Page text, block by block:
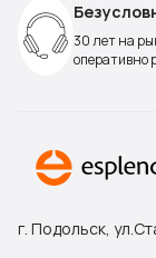
30 лет на
оперативно
г. Подольск,